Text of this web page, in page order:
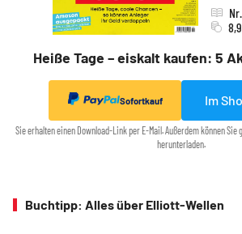
Heiße Tage – eiskalt kaufen: 5
Sofortkauf Im
Sie erhalten einen Download-Link per E-Mail. Außerdem können
herunterladen.
Buchtipp: Alles über Elliott-Wellen